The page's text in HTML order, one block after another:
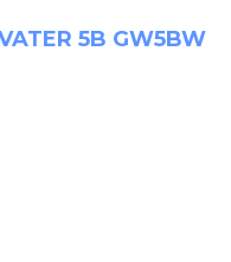
5B GW5BW